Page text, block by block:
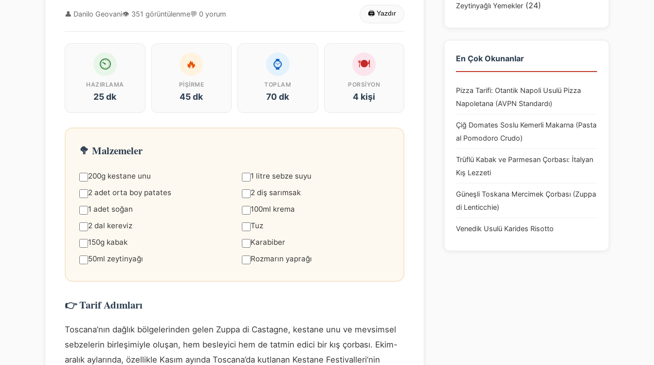
👤 Danilo Geovani👁 351 görüntülenme💬 0 yorum 🖨 Yazdır
⏲
HAZIRLAMA
25 dk
🔥
PIŞIRME
45 dk
⌚
TOPLAM
70 dk
🍽
PORSIYON
4 kişi
🥦 Malzemeler
200g kestane unu
2 adet orta boy patates
1 adet soğan
2 dal kereviz
150g kabak
50ml zeytinyağı
1 litre sebze suyu
2 diş sarımsak
100ml krema
Tuz
Karabiber
Rozmarın yaprağı
👉 Tarif Adımları
Toscana’nın dağlık bölgelerinden gelen Zuppa di Castagne, kestane unu ve mevsimsel
sebzelerin birleşimiyle oluşan, hem besleyici hem de tatmin edici bir kış çorbası. Ekim-
aralık aylarında, özellikle Kasım ayında Toscana’da kutlanan Kestane Festivalleri’nin
Zeytinyağlı Yemekler (24)
En Çok Okunanlar
Pizza Tarifi: Otantik Napoli Usulü Pizza
Napoletana (AVPN Standardı)
Çiğ Domates Soslu Kemerli Makarna (Pasta
al Pomodoro Crudo)
Trüflü Kabak ve Parmesan Çorbası: İtalyan
Kış Lezzeti
Güneşli Toskana Mercimek Çorbası (Zuppa
di Lenticchie)
Venedik Usulü Karides Risotto